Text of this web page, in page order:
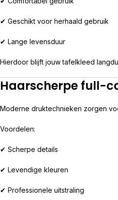
✔ Geschikt voor herhaald gebruik
✔ Lange levensduur
Hierdoor blijft jouw tafelkleed
Haarscherpe full-
Moderne druktechnieken zorgen
Voordelen:
✔ Scherpe details
✔ Levendige kleuren
✔ Professionele uitstraling